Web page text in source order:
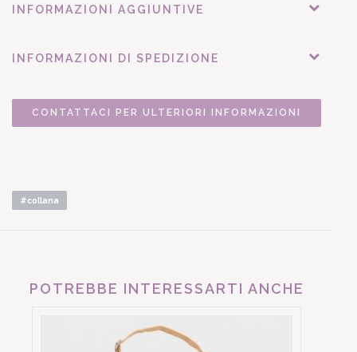
INFORMAZIONI AGGIUNTIVE
INFORMAZIONI DI SPEDIZIONE
CONTATTACI PER ULTERIORI INFORMAZIONI
#collana
POTREBBE INTERESSARTI ANCHE